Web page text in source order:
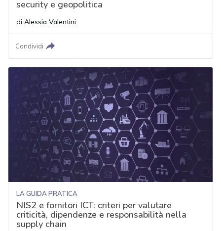
security e geopolitica
di Alessia Valentini
Condividi
LA GUIDA PRATICA
NIS2 e fornitori ICT: criteri per valutare
criticità, dipendenze e responsabilità nella
supply chain